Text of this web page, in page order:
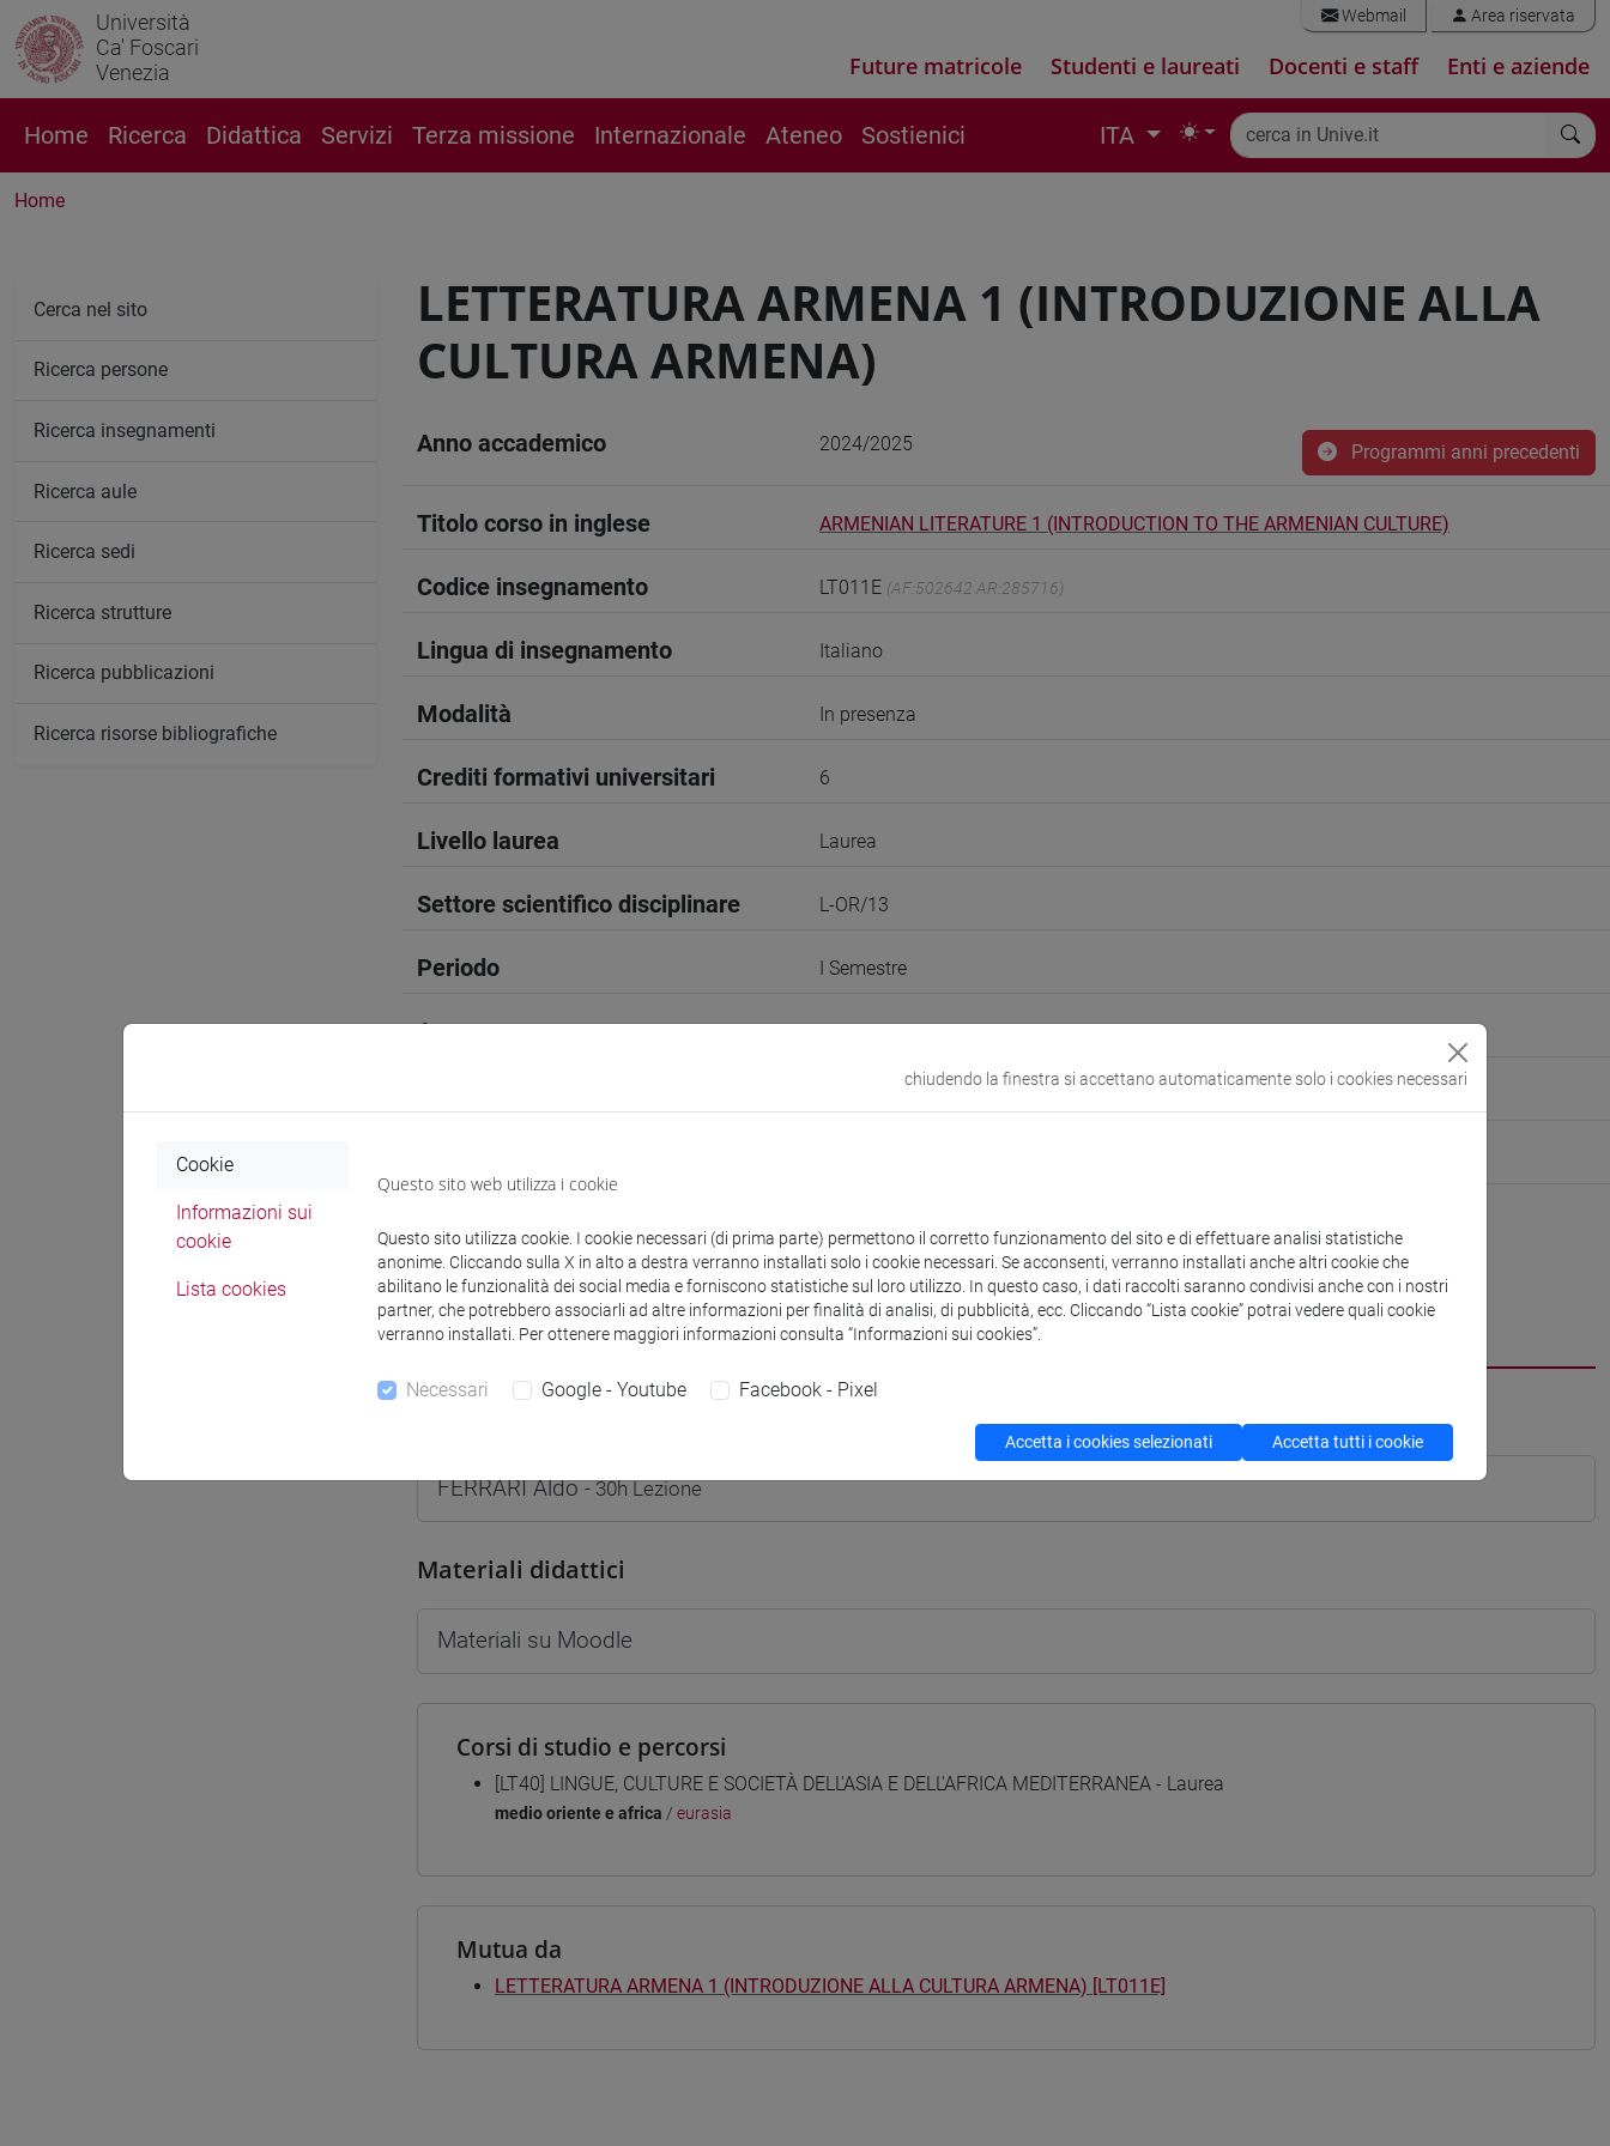
Università
Ca' Foscari
Venezia
Webmail Area riservata
Future matricole Studenti e laureati Docenti e staff Enti e aziende
Home Ricerca Didattica Servizi Terza missione Internazionale Ateneo Sostienici ITA
Home
LETTERATURA ARMENA 1 (INTRODUZIONE ALLA
CULTURA ARMENA)
Anno accademico 2024/2025 Programmi anni precedenti
Titolo corso in inglese ARMENIAN LITERATURE 1 (INTRODUCTION TO THE ARMENIAN CULTURE)
Codice insegnamento LT011E (AF:502642 AR:285716)
Lingua di insegnamento Italiano
Modalità In presenza
Crediti formativi universitari 6
Livello laurea Laurea
Settore scientifico disciplinare L-OR/13
Periodo I Semestre
Anno corso 1
Docenti e corsi di laurea Programma
FERRARI Aldo- 30h Lezione
Materiali didattici
Materiali su Moodle
Corsi di studio e percorsi
[LT40] LINGUE, CULTURE E SOCIETÀ DELL'ASIA E DELL'AFRICA MEDITERRANEA - Laurea
medio oriente e africa / eurasia
Mutua da
LETTERATURA ARMENA 1 (INTRODUZIONE ALLA CULTURA ARMENA) [LT011E]
Cerca nel sito
Ricerca persone
Ricerca insegnamenti
Ricerca aule
Ricerca sedi
Ricerca strutture
Ricerca pubblicazioni
Ricerca risorse bibliografiche
chiudendo la finestra si accettano automaticamente solo i cookies necessari
Cookie
Informazioni sui
cookie
Lista cookies
Questo sito web utilizza i cookie
Questo sito utilizza cookie. I cookie necessari (di prima parte) permettono il corretto funzionamento del sito e di effettuare analisi statistiche
anonime. Cliccando sulla X in alto a destra verranno installati solo i cookie necessari. Se acconsenti, verranno installati anche altri cookie che
abilitano le funzionalità dei social media e forniscono statistiche sul loro utilizzo. In questo caso, i dati raccolti saranno condivisi anche con i nostri
partner, che potrebbero associarli ad altre informazioni per finalità di analisi, di pubblicità, ecc. Cliccando “Lista cookie” potrai vedere quali cookie
verranno installati. Per ottenere maggiori informazioni consulta “Informazioni sui cookies”.
Necessari Google - Youtube Facebook - Pixel
Accetta i cookies selezionati Accetta tutti i cookie